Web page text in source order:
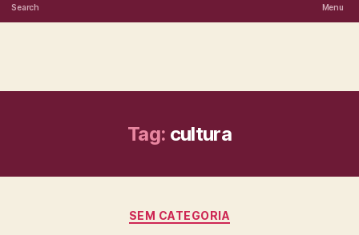
Search Menu
Tag: cultura
Categories
SEM CATEGORIA